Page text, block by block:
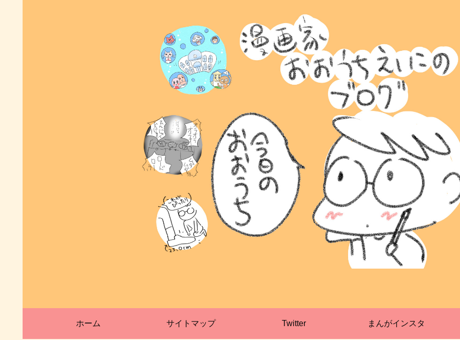
ホーム サイトマップ Twitter まんがインスタ